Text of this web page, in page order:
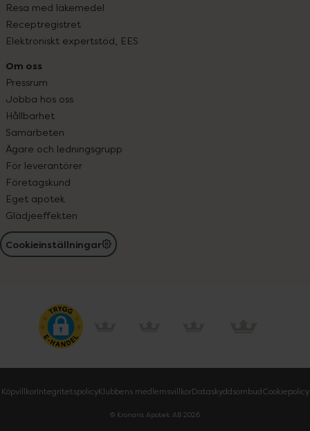
Resa med läkemedel
Receptregistret
Elektroniskt expertstöd, EES
Om oss
Pressrum
Jobba hos oss
Hållbarhet
Samarbeten
Ägare och ledningsgrupp
För leverantörer
Företagskund
Eget apotek
Glädjeeffekten
Cookieinställningar
KöpvillkorIntegritetspolicyKlubbens medlemsvillkorDataskyddsombudCookiepolicy
© Kronans Apotek AB 2026